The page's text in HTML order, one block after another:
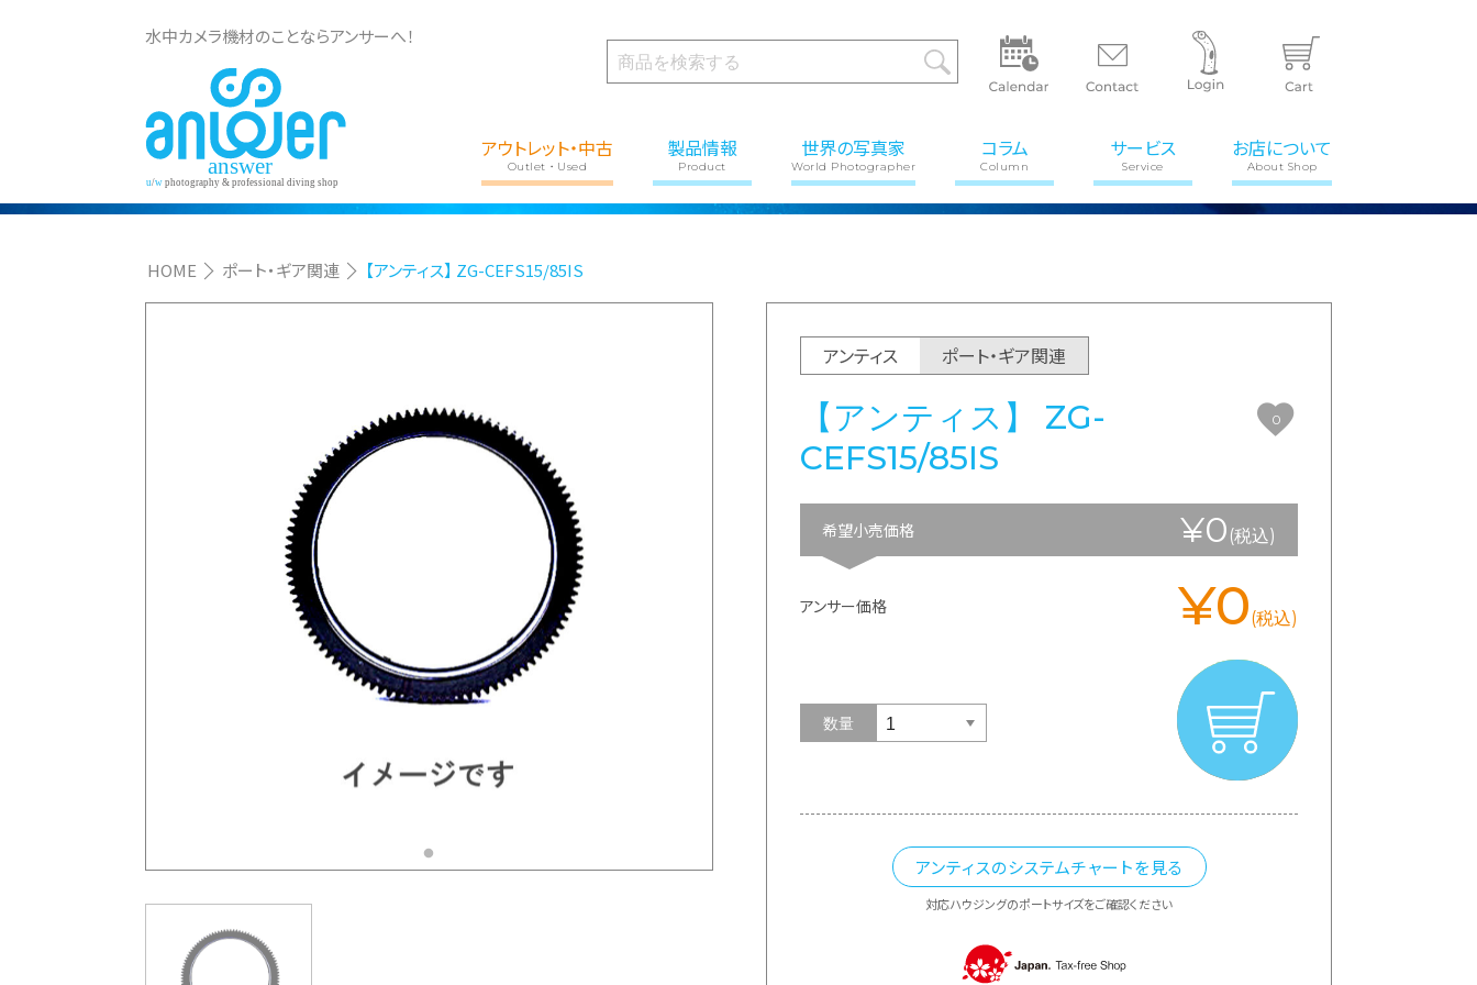
水中カメラ機材のことならアンサーへ！
アウトレット・中古
Outlet・Used
製品情報
Product
世界の写真家
World Photographer
コラム
Column
サービス
Service
お店について
About Shop
HOME ポート・ギア関連 【アンティス】 ZG-CEFS15/85IS
アンティス ポート・ギア関連
【アンティス】 ZG-
CEFS15/85IS
0
希望小売価格 ¥0 (税込)
アンサー価格 ¥0(税込)
数量
アンティスのシステムチャートを見る
対応ハウジングのポートサイズをご確認ください